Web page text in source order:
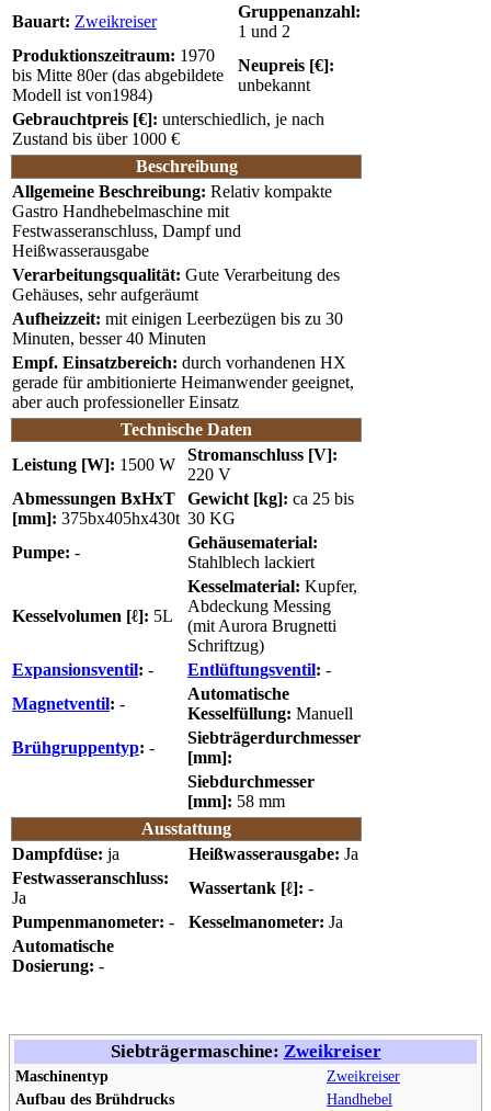
Bauart: Zweikreiser
Gruppenanzahl:
1 und 2
Produktionszeitraum: 1970
bis Mitte 80er (das abgebildete
Modell ist von1984)
Neupreis [€]:
unbekannt
Gebrauchtpreis [€]: unterschiedlich, je nach
Zustand bis über 1000 €
Beschreibung
Allgemeine Beschreibung: Relativ kompakte
Gastro Handhebelmaschine mit
Festwasseranschluss, Dampf und
Heißwasserausgabe
Verarbeitungsqualität: Gute Verarbeitung des
Gehäuses, sehr aufgeräumt
Aufheizzeit: mit einigen Leerbezügen bis zu 30
Minuten, besser 40 Minuten
Empf. Einsatzbereich: durch vorhandenen HX
gerade für ambitionierte Heimanwender geeignet,
aber auch professioneller Einsatz
Technische Daten
Leistung [W]: 1500 W
Stromanschluss [V]:
220 V
Abmessungen BxHxT
[mm]: 375bx405hx430t
Gewicht [kg]: ca 25 bis
30 KG
Pumpe: -
Gehäusematerial:
Stahlblech lackiert
Kesselvolumen [ℓ]: 5L
Kesselmaterial: Kupfer,
Abdeckung Messing
(mit Aurora Brugnetti
Schriftzug)
Expansionsventil: - Entlüftungsventil: -
Magnetventil: -
Automatische
Kesselfüllung: Manuell
Brühgruppentyp: -
Siebträgerdurchmesser
[mm]:
Siebdurchmesser
[mm]: 58 mm
Ausstattung
Dampfdüse: ja Heißwasserausgabe: Ja
Festwasseranschluss:
Ja
Wassertank [ℓ]: -
Pumpenmanometer: - Kesselmanometer: Ja
Automatische
Dosierung: -
Siebträgermaschine: Zweikreiser
Maschinentyp
Zweikreiser
Aufbau des Brühdrucks
Handhebel